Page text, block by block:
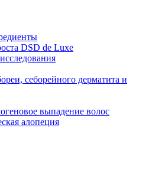
DSD de Luxe
себорейного дерматита и
выпадение волос
алопеция